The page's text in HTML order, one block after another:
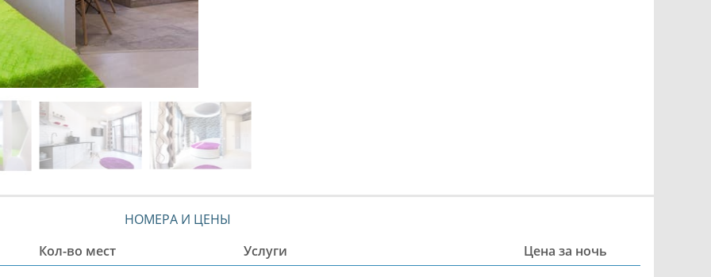
НОМЕРА И ЦЕНЫ
Кол-во мест
Услуги Цена за ночь